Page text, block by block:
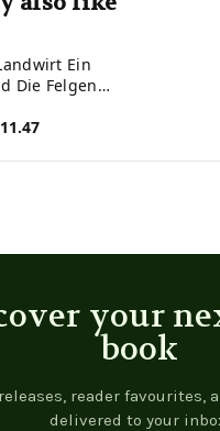
Ein
Die Felgen
Kleiner Als
Oder
your
book
reader favourites,
delivered to your